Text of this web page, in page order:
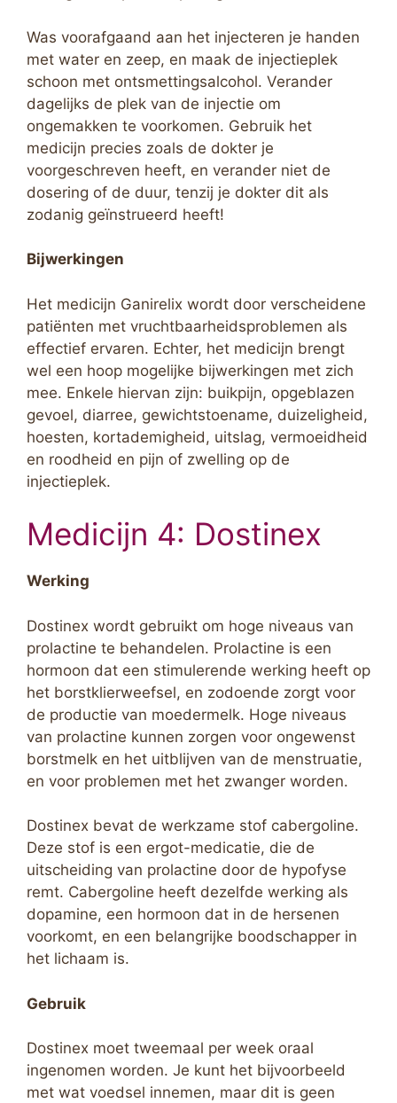
Was voorafgaand aan het injecteren je handen
met water en zeep, en maak de injectieplek
schoon met ontsmettingsalcohol. Verander
dagelijks de plek van de injectie om
ongemakken te voorkomen. Gebruik het
medicijn precies zoals de dokter je
voorgeschreven heeft, en verander niet de
dosering of de duur, tenzij je dokter dit als
zodanig geïnstrueerd heeft!
Bijwerkingen
Het medicijn Ganirelix wordt door verscheidene
patiënten met vruchtbaarheidsproblemen als
effectief ervaren. Echter, het medicijn brengt
wel een hoop mogelijke bijwerkingen met zich
mee. Enkele hiervan zijn: buikpijn, opgeblazen
gevoel, diarree, gewichtstoename, duizeligheid,
hoesten, kortademigheid, uitslag, vermoeidheid
en roodheid en pijn of zwelling op de
injectieplek.
Medicijn 4: Dostinex
Werking
Dostinex wordt gebruikt om hoge niveaus van
prolactine te behandelen. Prolactine is een
hormoon dat een stimulerende werking heeft op
het borstklierweefsel, en zodoende zorgt voor
de productie van moedermelk. Hoge niveaus
van prolactine kunnen zorgen voor ongewenst
borstmelk en het uitblijven van de menstruatie,
en voor problemen met het zwanger worden.
Dostinex bevat de werkzame stof cabergoline.
Deze stof is een ergot-medicatie, die de
uitscheiding van prolactine door de hypofyse
remt. Cabergoline heeft dezelfde werking als
dopamine, een hormoon dat in de hersenen
voorkomt, en een belangrijke boodschapper in
het lichaam is.
Gebruik
Dostinex moet tweemaal per week oraal
ingenomen worden. Je kunt het bijvoorbeeld
met wat voedsel innemen, maar dit is geen